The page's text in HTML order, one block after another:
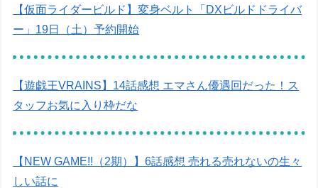
【仮面ライダービルド】変身ベルト「DXビルドドライバ
ー」19日（土）予約開始
【遊戯王VRAINS】14話感想 エマさん優遇回だった！ス
タッフお気に入り枠だな
【NEW GAME!!（2期）】6話感想 売れる売れないの生々
しい話に